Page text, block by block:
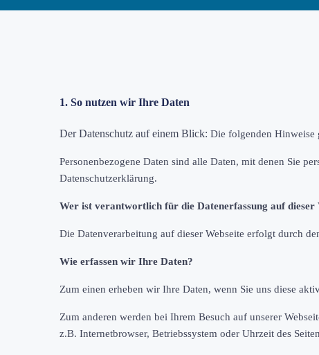
1. So nutzen wir Ihre Daten
Der Datenschutz auf einem Blick: Die folgenden Hinweise
Personenbezogene Daten sind alle Daten, mit denen Sie
Datenschutzerklärung.
Wer ist verantwortlich für die Datenerfassung auf dieser
Die Datenverarbeitung auf dieser Webseite erfolgt durch
Wie erfassen wir Ihre Daten?
Zum einen erheben wir Ihre Daten, wenn Sie uns diese
Zum anderen werden bei Ihrem Besuch auf unserer
z.B. Internetbrowser, Betriebssystem oder Uhrzeit des